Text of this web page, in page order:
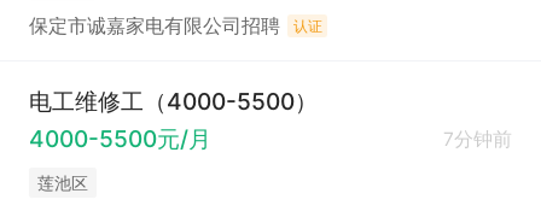
保定市诚嘉家电有限公司招聘 认证
电工维修工（4000-5500）
4000-5500元/月
7分钟前
莲池区